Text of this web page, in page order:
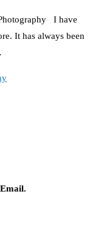
I have
It has always been